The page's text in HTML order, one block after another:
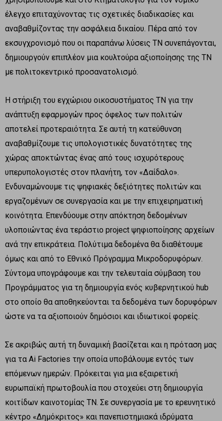
έλεγχο επιταχύνοντας τις σχετικές διαδικασίες και
αναβαθμίζοντας την ασφάλεια δικαίου. Πέρα από τον
εκσυγχρονισμό που οι παραπάνω λύσεις ΤΝ συνεπάγονται,
δημιουργούν επιπλέον μια κουλτούρα αξιοποίησης της ΤΝ
με πολιτοκεντρικό προσανατολισμό.
Η στήριξη του εγχώριου οικοσυστήματος ΤΝ για την
ανάπτυξη εφαρμογών προς όφελος των πολιτών
αποτελεί προτεραιότητα. Σε αυτή τη κατεύθυνση
αναβαθμίζουμε τις υπολογιστικές δυνατότητες της
χώρας αποκτώντας ένας από τους ισχυρότερους
υπερυπολογιστές στον πλανήτη, τον «Δαίδαλο».
Ενδυναμώνουμε τις ψηφιακές δεξιότητες πολιτών και
εργαζομένων σε συνεργασία και με την επιχειρηματική
κοινότητα. Επενδύουμε στην απόκτηση δεδομένων
υλοποιώντας ένα τεράστιο project ψηφιοποίησης αρχείων
ανά την επικράτεια. Πολύτιμα δεδομένα θα διαθέτουμε
όμως και από το Εθνικό Πρόγραμμα Μικροδορυφόρων.
Σύντομα υπογράφουμε και την τελευταία σύμβαση του
Προγράμματος για τη δημιουργία ενός κυβερνητικού hub
στο οποίο θα αποθηκεύονται τα δεδομένα των δορυφόρων
ώστε να τα αξιοποιούν δημόσιοι και ιδιωτικοί φορείς.
Σε ακριβώς αυτή τη δυναμική βασίζεται και η πρόταση μας
για τα Ai Factories την οποία υποβάλουμε εντός των
επόμενων ημερών. Πρόκειται για μια εξαιρετική
ευρωπαϊκή πρωτοβουλία που στοχεύει στη δημιουργία
κοιτίδων καινοτομίας ΤΝ. Σε συνεργασία με το ερευνητικό
κέντρο «Δημόκριτος» και πανεπιστημιακά ιδρύματα